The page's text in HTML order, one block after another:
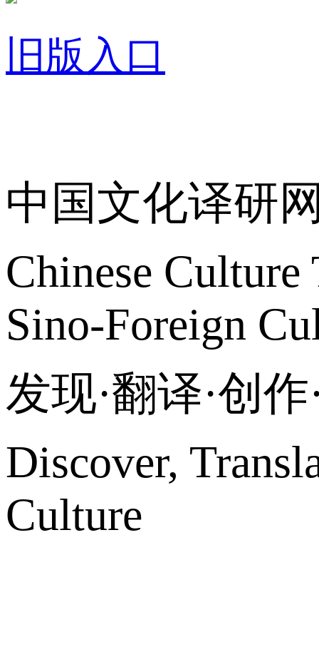
旧版入口
中国文化译研
Chinese
Sino-Foreign
发现·翻译·创
Discover,
Culture